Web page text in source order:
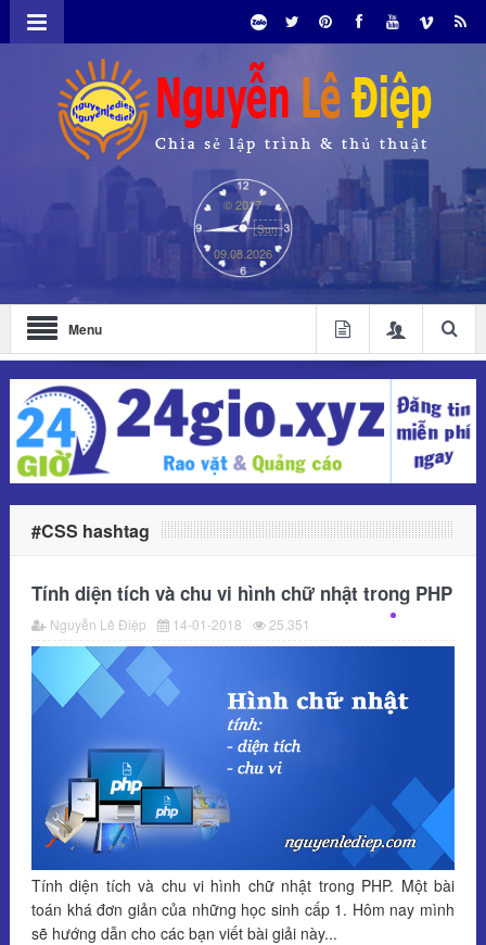
© 2017
Sun
09.08.2026
Menu
#CSS hashtag
Tính diện tích và chu vi hình chữ nhật trong PHP
Nguyễn Lê Điệp 14-01-2018 25.351
Tính diện tích và chu vi hình chữ nhật trong PHP. Một bài
toán khá đơn giản của những học sinh cấp 1. Hôm nay mình
sẽ hướng dẫn cho các bạn viết bài giải này...